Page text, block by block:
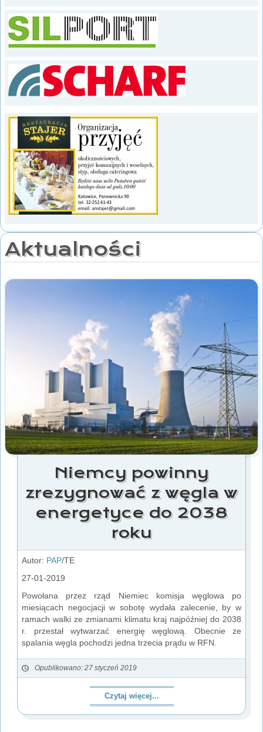
Aktualności
Niemcy powinny
zrezygnować z węgla w
energetyce do 2038
roku
Autor: PAP/TE
27-01-2019
Powołana przez rząd Niemiec komisja węglowa po
miesiącach negocjacji w sobotę wydała zalecenie, by w
ramach walki ze zmianami klimatu kraj najpóźniej do 2038
r. przestał wytwarzać energię węglową. Obecnie ze
spalania węgla pochodzi jedna trzecia prądu w RFN.
Opublikowano: 27 styczeń 2019
Czytaj więcej...